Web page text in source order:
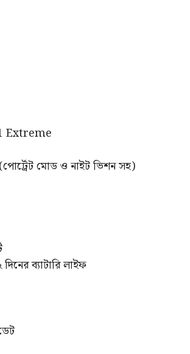
Extreme
(পোর্ট্রেট মোড ও নাইট ভিশন সহ)
ব্যাটারি লাইফ